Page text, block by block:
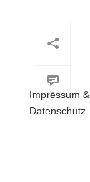
0
Impressum &
Datenschutz